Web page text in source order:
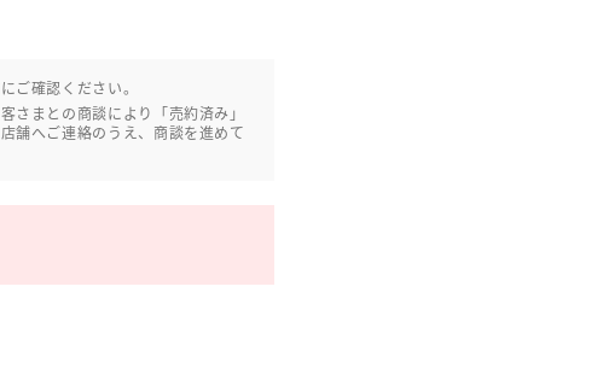
ご確認ください。
さまとの商談により「売約済み」
舗へご連絡のうえ、商談を進めて